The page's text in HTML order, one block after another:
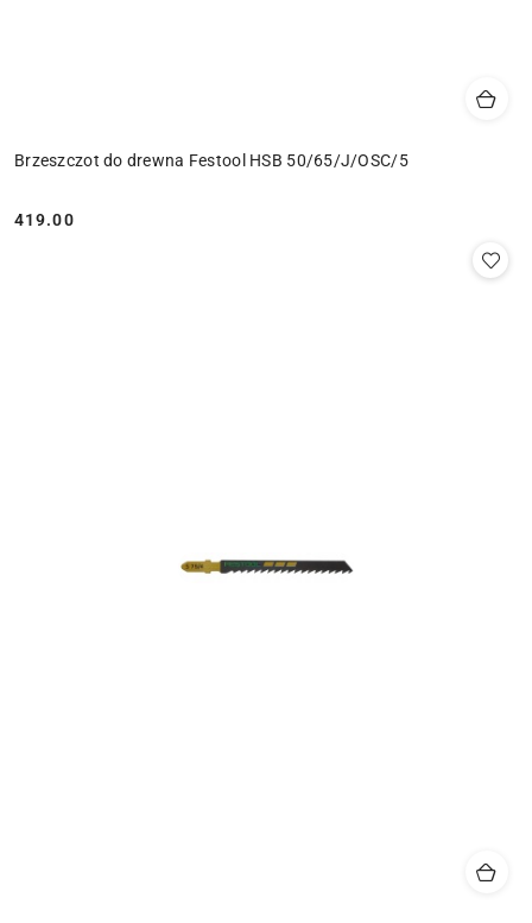
Brzeszczot do drewna Festool HSB 50/65/J/OSC/5
Cena:
419.00